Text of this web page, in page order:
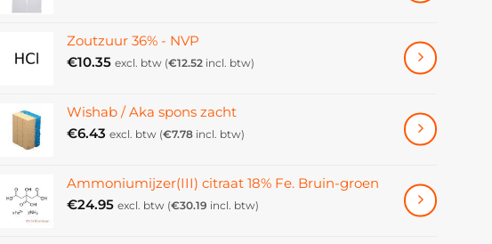
Zoutzuur 36% - NVP
€10.35 excl. btw (€12.52 incl. btw)
Wishab / Aka spons zacht
€6.43 excl. btw (€7.78 incl. btw)
Ammoniumijzer(III) citraat 18% Fe. Bruin-groen
€24.95 excl. btw (€30.19 incl. btw)